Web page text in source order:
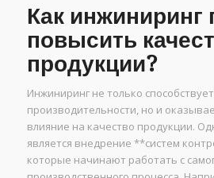
Как инжиниринг
повысить
продукции?
Инжиниринг не только
производительности, но и
влияние на качество продукции.
является внедрение **систем
которые начинают работать с